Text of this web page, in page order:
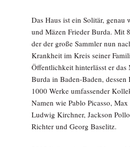
Das Haus ist ein Solitär, genau
und Mäzen Frieder Burda. Mit
der der große Sammler nun
Krankheit im Kreis seiner
Öffentlichkeit hinterlässt er das
Burda in Baden-Baden,
1000 Werke umfassender
Namen wie Pablo Picasso,
Ludwig Kirchner, Jackson
Richter und Georg Baselitz.